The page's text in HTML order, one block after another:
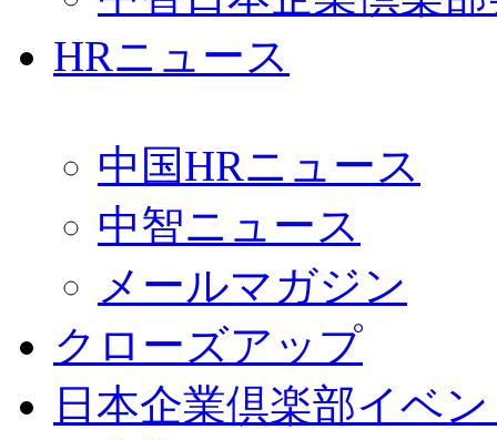
HRニュース
中国HRニュース
中智ニュース
メールマガジン
クローズアップ
日本企業倶楽部イベ